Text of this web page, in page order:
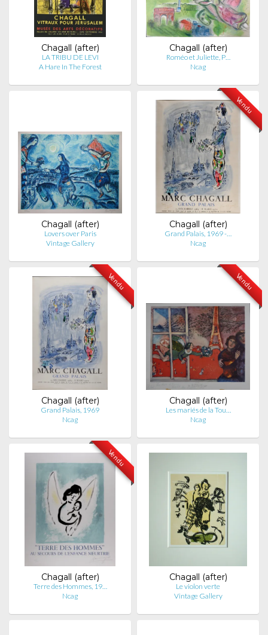
Chagall (after)
LA TRIBU DE LEVI
A Hare In The Forest
Chagall (after)
Roméo et Juliette, P…
Ncag
Chagall (after)
Lovers over Paris
Vintage Gallery
Vendu
Chagall (after)
Grand Palais, 1969 -…
Ncag
Vendu
Chagall (after)
Grand Palais, 1969
Ncag
Vendu
Chagall (after)
Les mariés de la Tou…
Ncag
Vendu
Chagall (after)
Terre des Hommes, 19…
Ncag
Chagall (after)
Le violon verte
Vintage Gallery